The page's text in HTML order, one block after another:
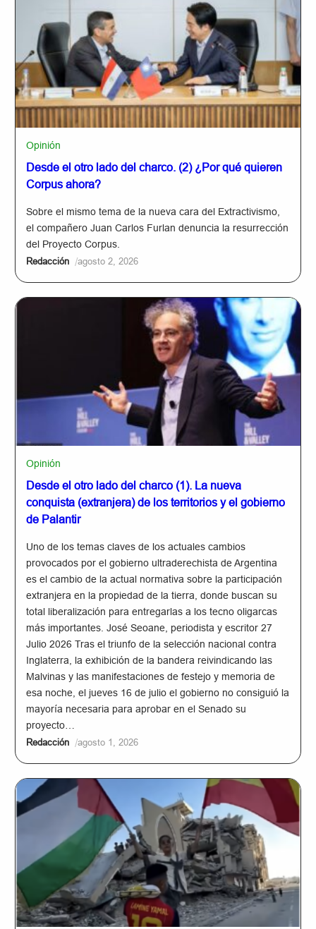
Opinión
Desde el otro lado del charco. (2) ¿Por qué quieren
Corpus ahora?
Sobre el mismo tema de la nueva cara del Extractivismo,
el compañero Juan Carlos Furlan denuncia la resurrección
del Proyecto Corpus.
Redacción /agosto 2, 2026
Opinión
Desde el otro lado del charco (1). La nueva
conquista (extranjera) de los territorios y el gobierno
de Palantir
Uno de los temas claves de los actuales cambios
provocados por el gobierno ultraderechista de Argentina
es el cambio de la actual normativa sobre la participación
extranjera en la propiedad de la tierra, donde buscan su
total liberalización para entregarlas a los tecno oligarcas
más importantes. José Seoane, periodista y escritor 27
Julio 2026 Tras el triunfo de la selección nacional contra
Inglaterra, la exhibición de la bandera reivindicando las
Malvinas y las manifestaciones de festejo y memoria de
esa noche, el jueves 16 de julio el gobierno no consiguió la
mayoría necesaria para aprobar en el Senado su
proyecto…
Redacción /agosto 1, 2026